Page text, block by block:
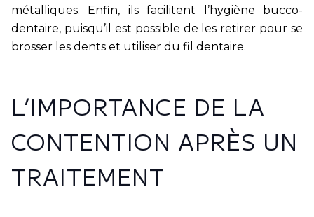
métalliques. Enfin, ils facilitent l’hygiène bucco-
dentaire, puisqu’il est possible de les retirer pour se
brosser les dents et utiliser du fil dentaire.
L’IMPORTANCE DE LA
CONTENTION APRÈS UN
TRAITEMENT